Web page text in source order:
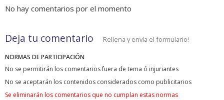
No hay comentarios por el momento
Deja tu comentario Rellena y envía el formulario!
NORMAS DE PARTICIPACIÓN
No se permitirán los comentarios fuera de tema ó injuriantes
No se aceptarán los contenidos considerados como publicitarios
Se eliminarán los comentarios que no cumplan estas normas